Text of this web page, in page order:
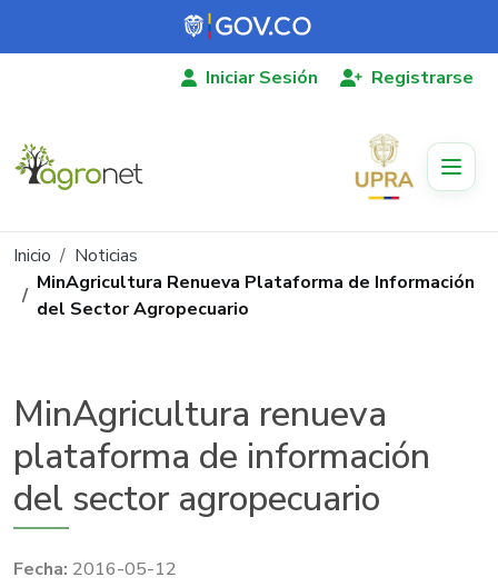
Pasar al contenido principal
Iniciar Sesión Registrarse
Ruta de navegación
Inicio
Noticias
MinAgricultura Renueva Plataforma de Información
del Sector Agropecuario
MinAgricultura renueva
plataforma de información
del sector agropecuario
2016-05-12